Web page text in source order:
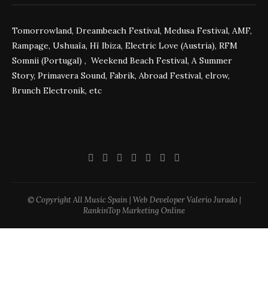
Tomorrowland, Dreambeach Festival, Medusa Festival, AMF,
Rampage, Ushuaïa, Hï Ibiza, Electric Love (Austria), RFM
Somnii (Portugal) , Weekend Beach Festival, A Summer
Story, Primavera Sound, Fabrik, Abroad Festival, elrow,
Brunch Electronik, etc
© Copyright All Music Spain | Web Developer Valerio Jurado |
RankinTop Marketing Online